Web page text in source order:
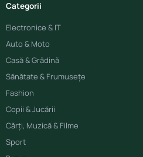
Categorii
Electronice & IT
Auto & Moto
Casă & Grădină
Sănătate & Frumusețe
Fashion
Copii & Jucării
Cărți, Muzică & Filme
Sport